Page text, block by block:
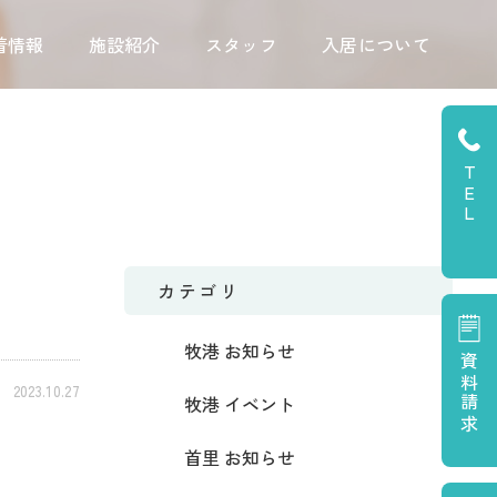
情報 施設紹介 スタッフ 入居について
2023.10.27
カテゴリ
牧港 お知らせ
牧港 イベント
首里 お知らせ
TEL
資料請求